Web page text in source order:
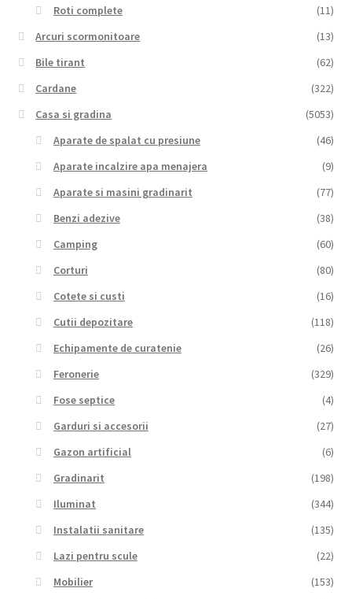
Roti complete
(11)
Arcuri scormonitoare
(13)
Bile tirant
(62)
Cardane
(322)
Casa si gradina
(5053)
Aparate de spalat cu presiune
(46)
Aparate incalzire apa menajera
(9)
Aparate si masini gradinarit
(77)
Benzi adezive
(38)
Camping
(60)
Corturi
(80)
Cotete si custi
(16)
Cutii depozitare
(118)
Echipamente de curatenie
(26)
Feronerie
(329)
Fose septice
(4)
Garduri si accesorii
(27)
Gazon artificial
(6)
Gradinarit
(198)
Iluminat
(344)
Instalatii sanitare
(135)
Lazi pentru scule
(22)
Mobilier
(153)